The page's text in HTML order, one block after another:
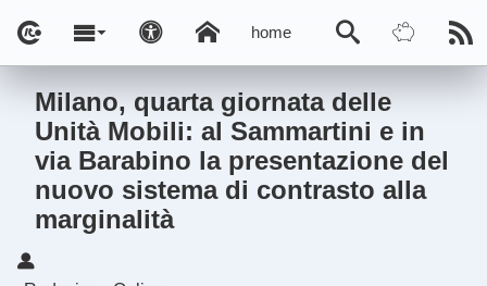
home
Milano, quarta giornata delle
Unità Mobili: al Sammartini e in
via Barabino la presentazione del
nuovo sistema di contrasto alla
marginalità